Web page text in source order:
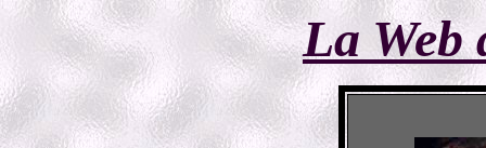
La Web